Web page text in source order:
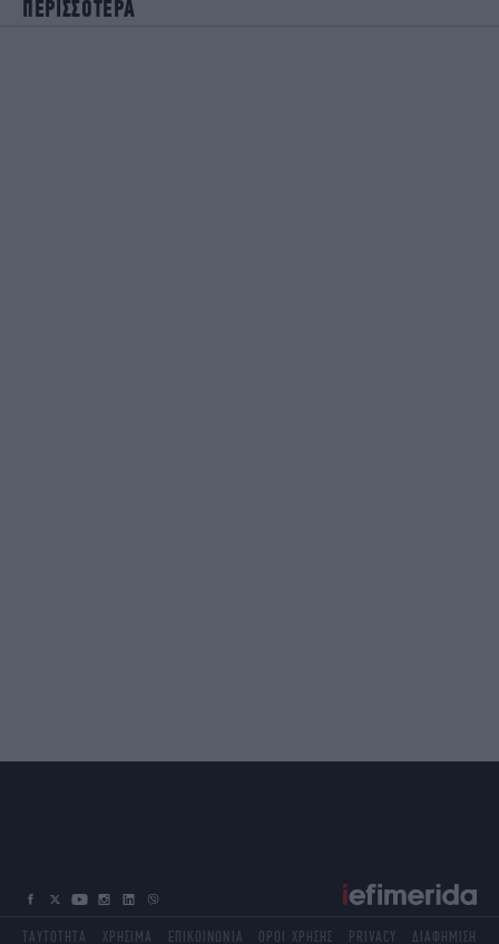
ΠΕΡΙΣΣΟΤΕΡΑ
ΤΑΥΤΟΤΗΤΑ ΧΡΗΣΙΜΑ ΕΠΙΚΟΙΝΩΝΙΑ ΟΡΟΙ ΧΡΗΣΗΣ PRIVACY ΔΙΑΦΗΜΙΣΗ